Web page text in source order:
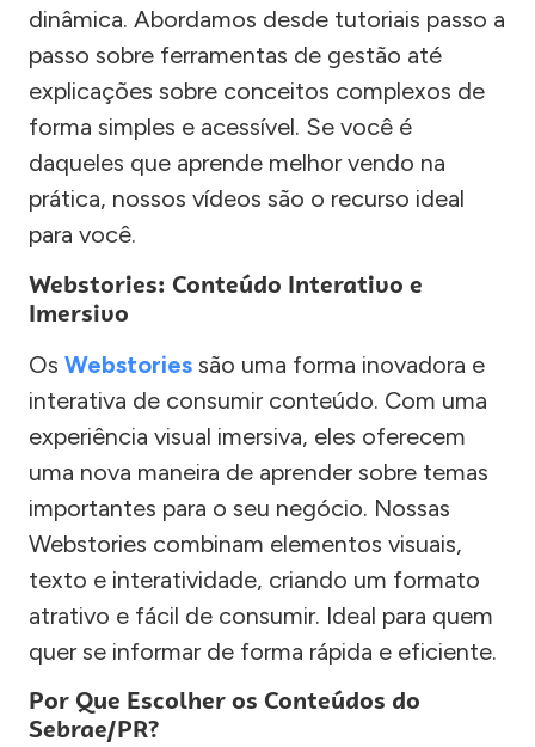
dinâmica. Abordamos desde tutoriais passo a
passo sobre ferramentas de gestão até
explicações sobre conceitos complexos de
forma simples e acessível. Se você é
daqueles que aprende melhor vendo na
prática, nossos vídeos são o recurso ideal
para você.
Webstories: Conteúdo Interativo e
Imersivo
Os Webstories são uma forma inovadora e
interativa de consumir conteúdo. Com uma
experiência visual imersiva, eles oferecem
uma nova maneira de aprender sobre temas
importantes para o seu negócio. Nossas
Webstories combinam elementos visuais,
texto e interatividade, criando um formato
atrativo e fácil de consumir. Ideal para quem
quer se informar de forma rápida e eficiente.
Por Que Escolher os Conteúdos do
Sebrae/PR?